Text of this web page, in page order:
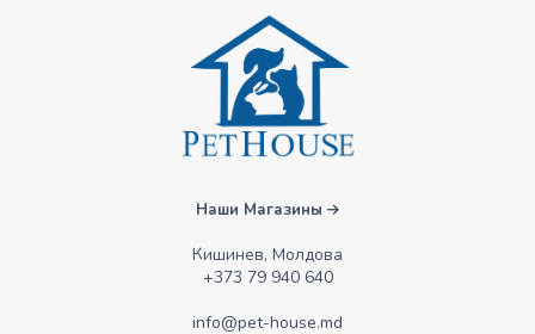
Наши Магазины
Кишинев, Молдова
+373 79 940 640
info@pet-house.md